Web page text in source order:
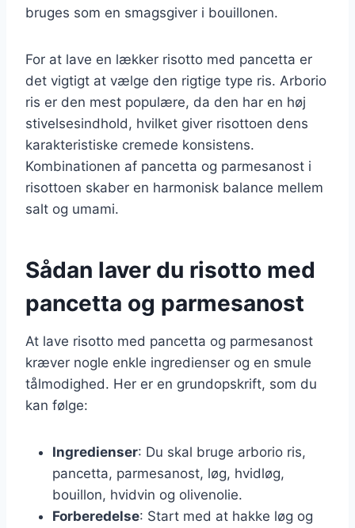
bruges som en smagsgiver i bouillonen.
For at lave en lækker risotto med pancetta er
det vigtigt at vælge den rigtige type ris. Arborio
ris er den mest populære, da den har en høj
stivelsesindhold, hvilket giver risottoen dens
karakteristiske cremede konsistens.
Kombinationen af pancetta og parmesanost i
risottoen skaber en harmonisk balance mellem
salt og umami.
Sådan laver du risotto med
pancetta og parmesanost
At lave risotto med pancetta og parmesanost
kræver nogle enkle ingredienser og en smule
tålmodighed. Her er en grundopskrift, som du
kan følge:
Ingredienser: Du skal bruge arborio ris,
pancetta, parmesanost, løg, hvidløg,
bouillon, hvidvin og olivenolie.
Forberedelse: Start med at hakke løg og